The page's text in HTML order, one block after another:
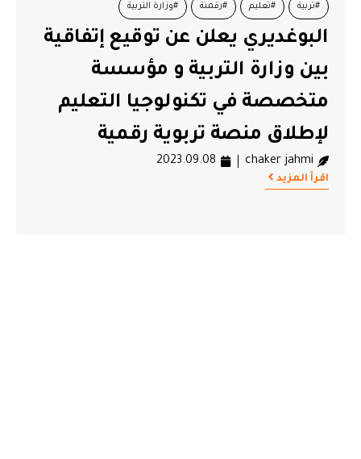
#تربية #تعليم #رقمنة #وزارة التربية
البوغديري يعلن عن توقيع إتفاقية
بين وزارة التربية و مؤسسة
متخصصة في تكنولوجيا التعليم
لإطلاق منصة تربوية رقمية
chaker jahmi
2023.09.08
اقرأ المزيد